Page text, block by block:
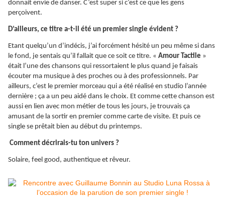
donnait envie de danser. C’est super si c’est ce que les gens
perçoivent.
D’ailleurs, ce titre a-t-il été un premier single évident ?
Etant quelqu’un d’indécis, j’ai forcément hésité un peu même si dans
le fond, je sentais qu’il fallait que ce soit ce titre. « Amour Tactile »
était l’une des chansons qui ressortaient le plus quand je faisais
écouter ma musique à des proches ou à des professionnels. Par
ailleurs, c’est le premier morceau qui a été réalisé en studio l’année
dernière ; ça a un peu aidé dans le choix. Et comme cette chanson est
aussi en lien avec mon métier de tous les jours, je trouvais ça
amusant de la sortir en premier comme carte de visite. Et puis ce
single se prêtait bien au début du printemps.
Comment décrirais-tu ton univers ?
Solaire, feel good, authentique et rêveur.